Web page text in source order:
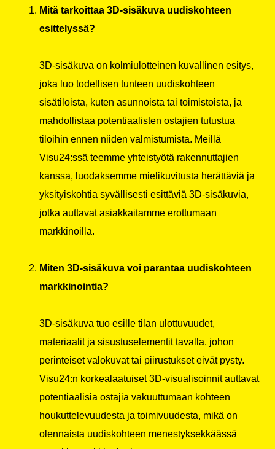
Mitä tarkoittaa 3D-sisäkuva uudiskohteen
esittelyssä?
3D-sisäkuva on kolmiulotteinen kuvallinen esitys,
joka luo todellisen tunteen uudiskohteen
sisätiloista, kuten asunnoista tai toimistoista, ja
mahdollistaa potentiaalisten ostajien tutustua
tiloihin ennen niiden valmistumista. Meillä
Visu24:ssä teemme yhteistyötä rakennuttajien
kanssa, luodaksemme mielikuvitusta herättäviä ja
yksityiskohtia syvällisesti esittäviä 3D-sisäkuvia,
jotka auttavat asiakkaitamme erottumaan
markkinoilla.
Miten 3D-sisäkuva voi parantaa uudiskohteen
markkinointia?
3D-sisäkuva tuo esille tilan ulottuvuudet,
materiaalit ja sisustuselementit tavalla, johon
perinteiset valokuvat tai piirustukset eivät pysty.
Visu24:n korkealaatuiset 3D-visualisoinnit auttavat
potentiaalisia ostajia vakuuttumaan kohteen
houkuttelevuudesta ja toimivuudesta, mikä on
olennaista uudiskohteen menestyksekkäässä